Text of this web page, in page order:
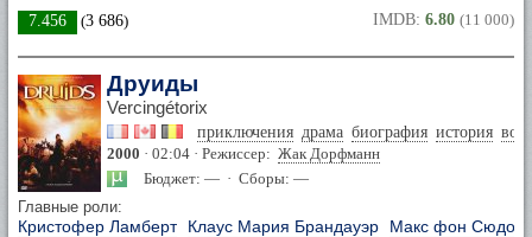
7.456 (3 686) IMDB: 6.80 (11 000)
Друиды
Vercingétorix
приключения драма биография история
2000 · 02:04 · Режиссер: Жак Дорфманн
Бюджет: — · Сборы: —
Главные роли:
Кристофер Ламберт Клаус Мария Брандауэр Макс фон Сюдов